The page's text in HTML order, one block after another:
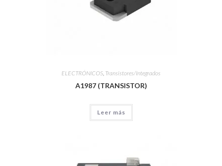
ELECTRÓNICOS, Transistores/Integrados
A1987 (TRANSISTOR)
Leer más